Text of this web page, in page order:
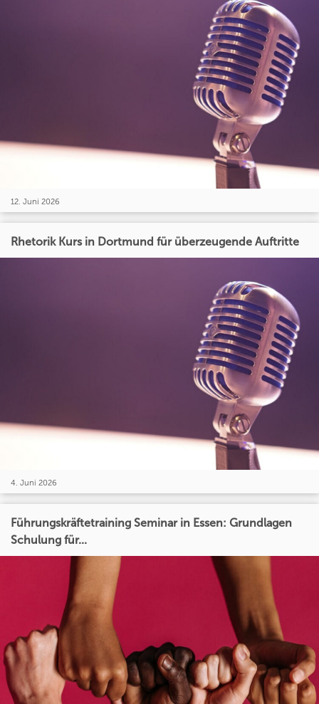
12. Juni 2026
Rhetorik Kurs in Dortmund für überzeugende Auftritte
4. Juni 2026
Führungskräftetraining Seminar in Essen: Grundlagen
Schulung für...